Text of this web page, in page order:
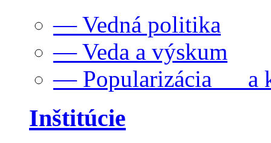
— Vedná politika
— Veda a výskum
— Popularizácia a
Inštitúcie